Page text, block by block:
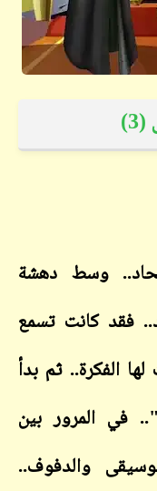
دهشة
تسمع
ثم بدأ
بين
والدفوف..